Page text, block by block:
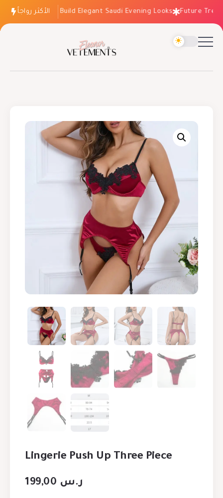
الأكثر رواجاً
How to Build Elegant Saudi Evening Looks Future
Lingerie Push Up Three Piece
ر.س